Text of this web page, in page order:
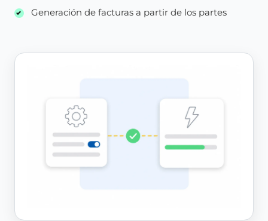
Generación de facturas a partir de los partes